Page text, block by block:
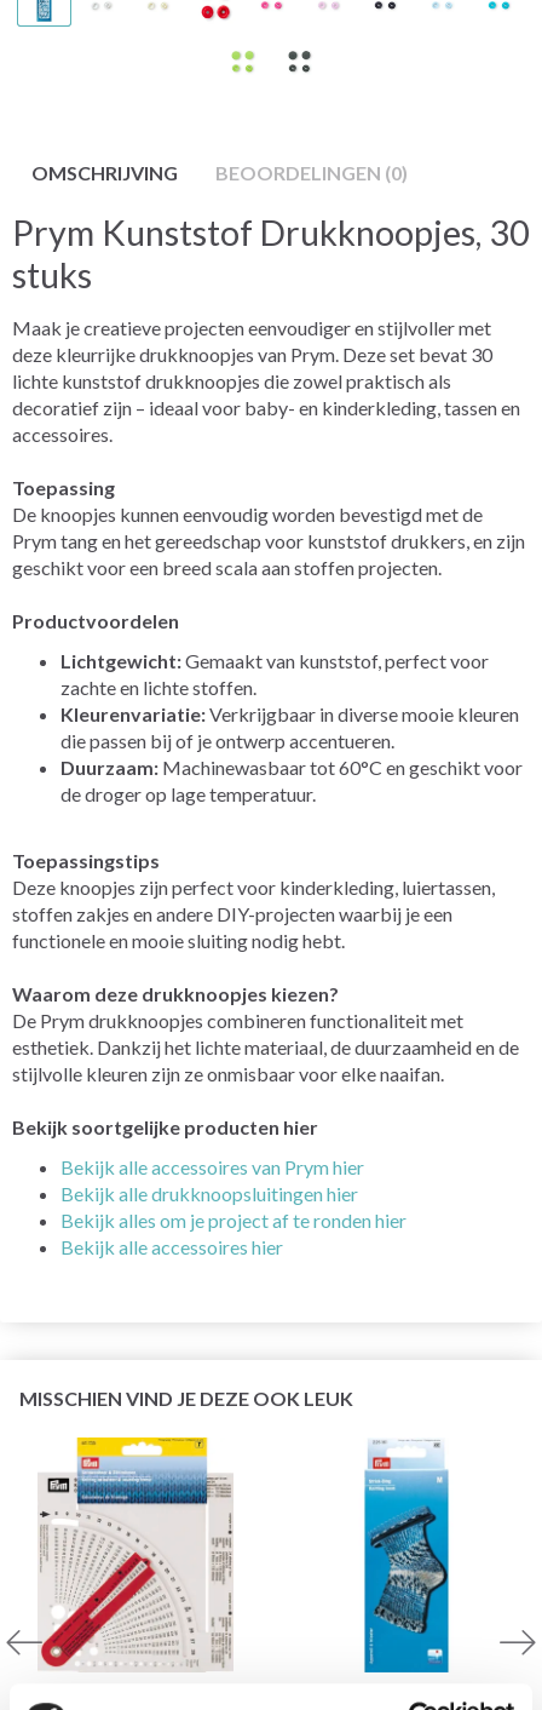
OMSCHRIJVING BEOORDELINGEN (0)
Prym Kunststof Drukknoopjes, 30
stuks
Maak je creatieve projecten eenvoudiger en stijlvoller met
deze kleurrijke drukknoopjes van Prym. Deze set bevat 30
lichte kunststof drukknoopjes die zowel praktisch als
decoratief zijn – ideaal voor baby- en kinderkleding, tassen en
accessoires.
Toepassing
De knoopjes kunnen eenvoudig worden bevestigd met de
Prym tang en het gereedschap voor kunststof drukkers, en zijn
geschikt voor een breed scala aan stoffen projecten.
Productvoordelen
Lichtgewicht:Gemaakt van kunststof, perfect voor
zachte en lichte stoffen.
Kleurenvariatie:Verkrijgbaar in diverse mooie kleuren
die passen bij of je ontwerp accentueren.
Duurzaam: Machinewasbaar tot 60°C en geschikt voor
de droger op lage temperatuur.
Toepassingstips
Deze knoopjes zijn perfect voor kinderkleding, luiertassen,
stoffen zakjes en andere DIY-projecten waarbij je een
functionele en mooie sluiting nodig hebt.
Waarom deze drukknoopjes kiezen?
De Prym drukknoopjes combineren functionaliteit met
esthetiek. Dankzij het lichte materiaal, de duurzaamheid en de
stijlvolle kleuren zijn ze onmisbaar voor elke naaifan.
Bekijk soortgelijke producten hier
Bekijk alle accessoires van Prym hier
Bekijk alle drukknoopsluitingen hier
Bekijk alles om je project af te ronden hier
Bekijk alle accessoires hier
MISSCHIEN VIND JE DEZE OOK LEUK
PRYM BREICALCULATOR PRYM BREIAPPARAAT